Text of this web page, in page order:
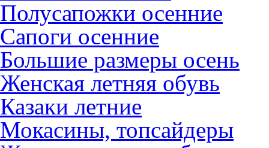
Полусапожки осенние
Сапоги осенние
Большие размеры осень
Женская летняя обувь
Казаки летние
Мокасины, топсайдеры